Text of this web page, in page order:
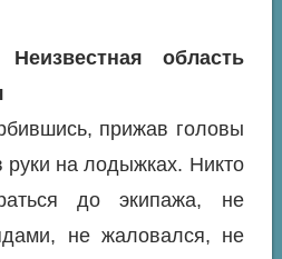
область
прижав головы
руки на лодыжках. Никто
до экипажа, не
не жаловался, не